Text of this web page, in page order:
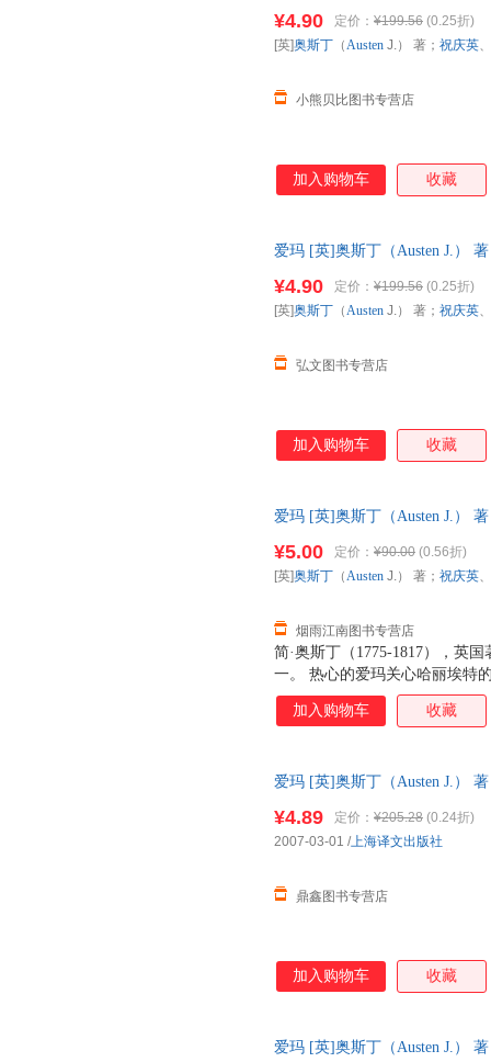
¥4.90 定价： ¥199.56 (0.25折)
小熊贝比图书专营店
[英]奥斯丁 （Austen J.） 著； 祝庆英
加入购物车 收藏
爱玛 [英]奥斯丁（Austen J.）
¥4.90 定价： ¥199.56 (0.25折)
弘文图书专营店
[英]奥斯丁 （Austen J.） 著； 祝庆英
加入购物车 收藏
爱玛 [英]奥斯丁（Austen J.）
票！
简·奥斯丁（1775-1817），英
一。 热心的爱玛关心哈丽埃特
要她拒绝农夫马丁的求婚，并
奈特利比爱玛大十六岁，他始
爱玛才大吃一惊发觉自己心里
¥5.00 定价： ¥90.00 (0.56折)
烟雨江南图书专营店
[英]奥斯丁 （Austen J.） 著； 祝庆英
加入购物车 收藏
爱玛 [英]奥斯丁（Austen J.）
¥4.89 定价： ¥205.28 (0.24折)
鼎鑫图书专营店
2007-03-01 /上海译文出版社
加入购物车 收藏
爱玛 [英]奥斯丁（Austen J.）